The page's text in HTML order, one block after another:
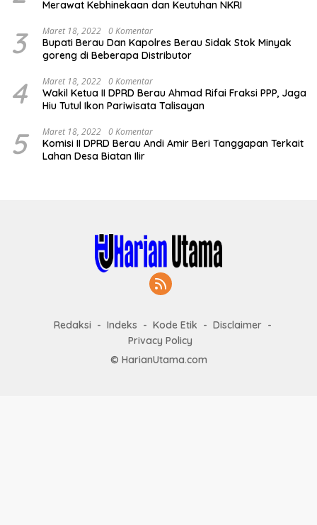
Merawat Kebhinekaan dan Keutuhan NKRI
3 Maret 18, 2022 0 Komentar
Bupati Berau Dan Kapolres Berau Sidak Stok Minyak
goreng di Beberapa Distributor
4 Maret 18, 2022 0 Komentar
Wakil Ketua II DPRD Berau Ahmad Rifai Fraksi PPP, Jaga
Hiu Tutul Ikon Pariwisata Talisayan
5 Maret 18, 2022 0 Komentar
Komisi II DPRD Berau Andi Amir Beri Tanggapan Terkait
Lahan Desa Biatan Ilir
Redaksi Indeks Kode Etik
Disclaimer
Privacy Policy
© HarianUtama.com